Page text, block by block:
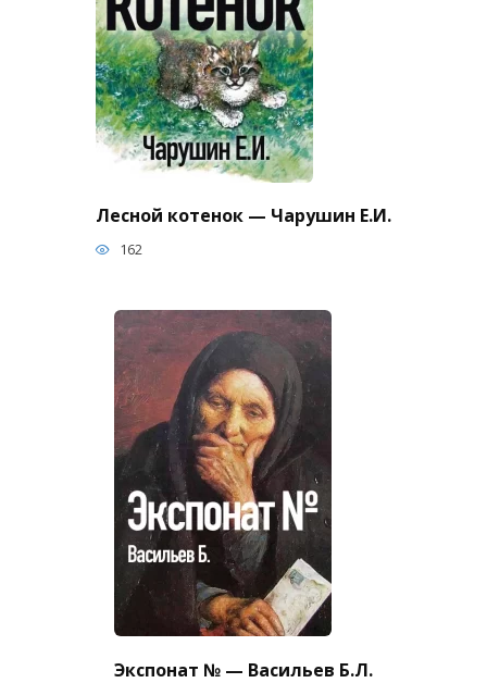
Лесной котенок — Чарушин Е.И.
162
Экспонат № — Васильев Б.Л.